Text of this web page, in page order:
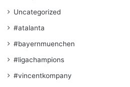
Uncategorized
#atalanta
#bayernmuenchen
#ligachampions
#vincentkompany